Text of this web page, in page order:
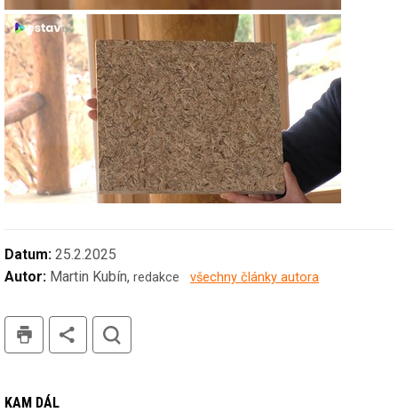
Datum: 25.2.2025
Autor: Martin Kubín, redakce všechny články autora
KAM DÁL